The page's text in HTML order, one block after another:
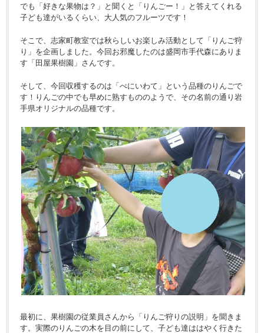
でも「好きな果物は？」と聞くと「りんごー！」と答えてくれる
子ども達がいるくらい、大人気のフルーツです！
そこで、志家町教室では秋らしいお楽しみ活動として「りんご狩
り」を企画しました。今回お邪魔したのは盛岡市手代森にありま
す「田屋果樹園」さんです。
そして、今回収穫するのは「べにいわて」という品種のりんごで
す！りんごの中でも早めに熟すもののようで、その名前の通り岩
手県オリジナルの品種です。
最初に、果樹園の従業員さんから「りんご狩りの説明」を聞きま
す。実際のりんごの木を目の前にして、子ども達ははやく行きた